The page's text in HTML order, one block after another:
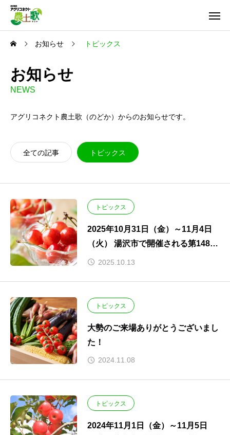
お知らせ トピックス
お知らせ
NEWS
アグリコネクト農土歌（のどか）からのお知らせです。
全ての記事 トピックス
トピックス
2025年10月31日（金）～11月4日
（火） 湯沢市で開催される第148回
秋田県種苗交換会に出展します！
2025.10.13
トピックス
大勢のご来場ありがとうございまし
た！
2024.11.08
トピックス
2024年11月1日（金）～11月5日